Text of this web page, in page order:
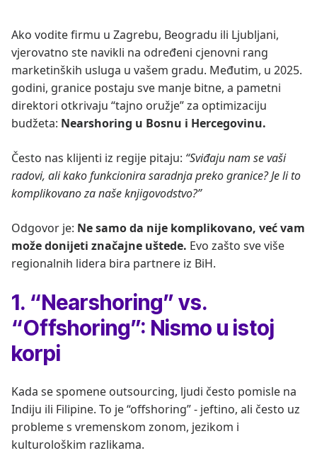
Ako vodite firmu u Zagrebu, Beogradu ili Ljubljani,
vjerovatno ste navikli na određeni cjenovni rang
marketinških usluga u vašem gradu. Međutim, u 2025.
godini, granice postaju sve manje bitne, a pametni
direktori otkrivaju “tajno oružje” za optimizaciju
budžeta: Nearshoring u Bosnu i Hercegovinu.
Često nas klijenti iz regije pitaju: “Sviđaju nam se vaši
radovi, ali kako funkcionira saradnja preko granice? Je li to
komplikovano za naše knjigovodstvo?”
Odgovor je: Ne samo da nije komplikovano, već vam
može donijeti značajne uštede. Evo zašto sve više
regionalnih lidera bira partnere iz BiH.
1. “Nearshoring” vs.
“Offshoring”: Nismo u istoj
korpi
Kada se spomene outsourcing, ljudi često pomisle na
Indiju ili Filipine. To je “offshoring” - jeftino, ali često uz
probleme s vremenskom zonom, jezikom i
kulturološkim razlikama.